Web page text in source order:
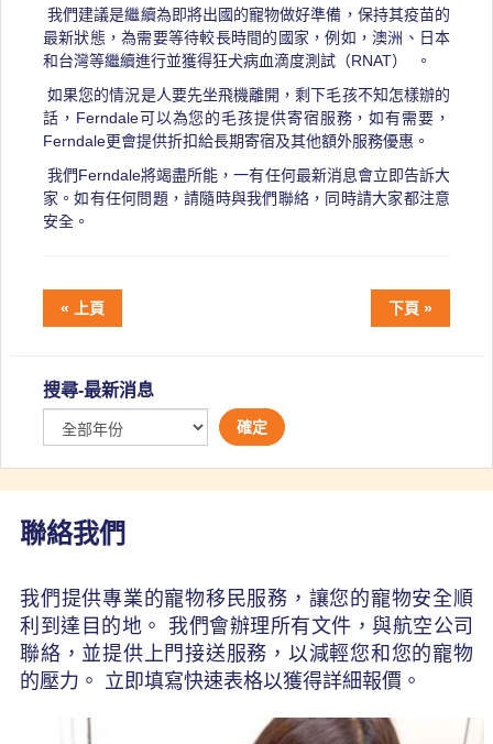
我們建議是繼續為即將出國的寵物做好準備，保持其疫苗的
最新狀態，為需要等待較長時間的國家，例如，澳洲、日本
和台灣等繼續進行並獲得狂犬病血滴度測試（RNAT） 。
如果您的情況是人要先坐飛機離開，剩下毛孩不知怎樣辦的
話，Ferndale可以為您的毛孩提供寄宿服務，如有需要，
Ferndale更會提供折扣給長期寄宿及其他額外服務優惠。
我們Ferndale將竭盡所能，一有任何最新消息會立即告訴大
家。如有任何問題，請隨時與我們聯絡，同時請大家都注意
安全。
« 上頁 下頁 »
搜尋-最新消息
確定
聯絡我們
我們提供專業的寵物移民服務，讓您的寵物安全順
利到達目的地。 我們會辦理所有文件，與航空公司
聯絡，並提供上門接送服務，以減輕您和您的寵物
的壓力。 立即填寫快速表格以獲得詳細報價。